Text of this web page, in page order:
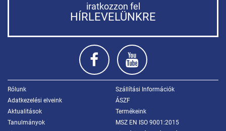
iratkozzon fel
HÍRLEVELÜNKRE
Rólunk
Szállítási Információk
Adatkezelési elveink
ÁSZF
Aktualitások
Termékeink
Tanulmányok
MSZ EN ISO 9001:2015